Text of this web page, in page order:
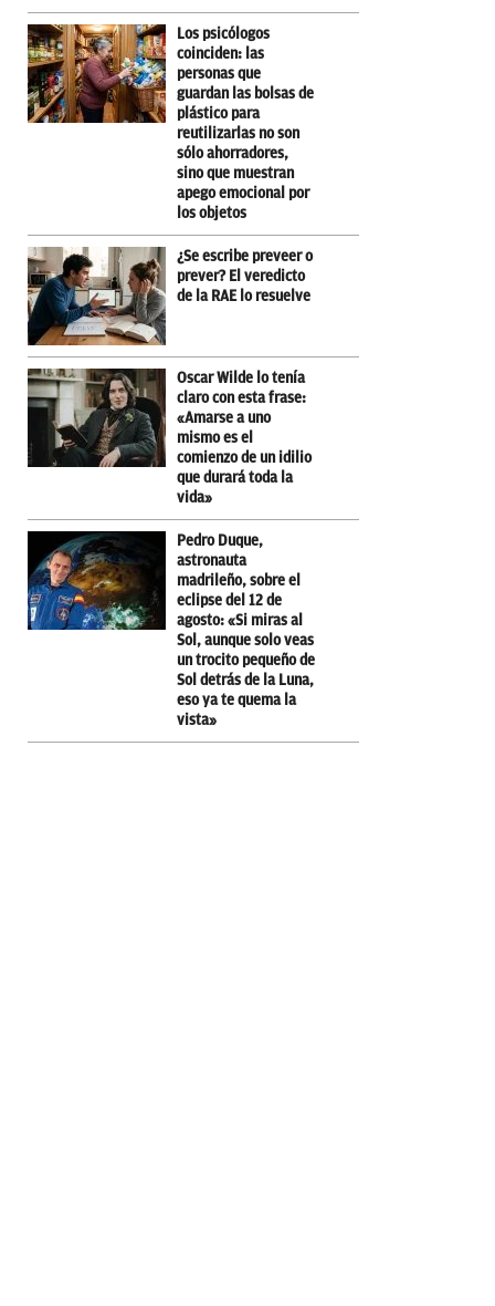
Los psicólogos
coinciden: las
personas que
guardan las bolsas de
plástico para
reutilizarlas no son
sólo ahorradores,
sino que muestran
apego emocional por
los objetos
¿Se escribe preveer o
prever? El veredicto
de la RAE lo resuelve
Oscar Wilde lo tenía
claro con esta frase:
«Amarse a uno
mismo es el
comienzo de un idilio
que durará toda la
vida»
Pedro Duque,
astronauta
madrileño, sobre el
eclipse del 12 de
agosto: «Si miras al
Sol, aunque solo veas
un trocito pequeño de
Sol detrás de la Luna,
eso ya te quema la
vista»